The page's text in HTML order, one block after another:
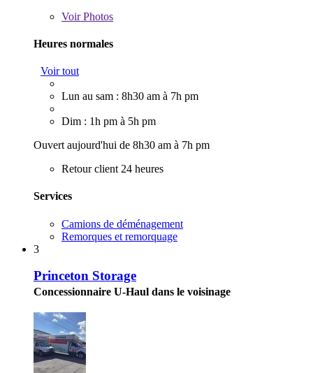
VoirPhotos
Heures normales
Voir tout
Lun au sam : 8h30 am à 7h pm
Dim : 1h pm à 5h pm
Ouvert aujourd'hui de 8h30 am à 7h pm
Retour client 24 heures
Services
Camions de déménagement
Remorques et remorquage
3
Princeton Storage
Concessionnaire U-Haul dans le voisinage